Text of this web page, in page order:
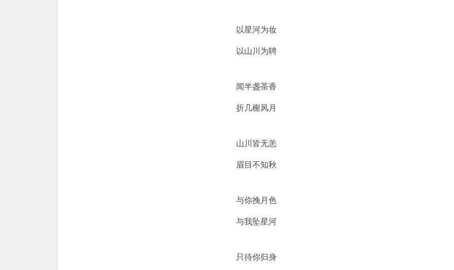
以星河为妆
以山川为聘
闻半盏茶香
折几榭风月
山川皆无恙
眉目不知秋
与你挽月色
与我坠星河
只待你归身